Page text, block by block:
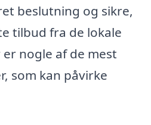
beslutning og sikre,
tilbud fra de lokale
nogle af de mest
som kan påvirke